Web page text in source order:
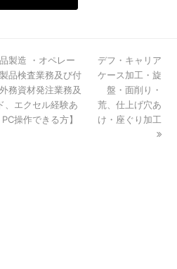
製造 ・オペレー
品検査業務及び付
務資材発注業務及
、エクセル経験あ
操作できる方】
next
post:
デフ・キャリア
ケース加工・旋
盤・面削り・
荒、仕上げ穴あ
け・座ぐり加工